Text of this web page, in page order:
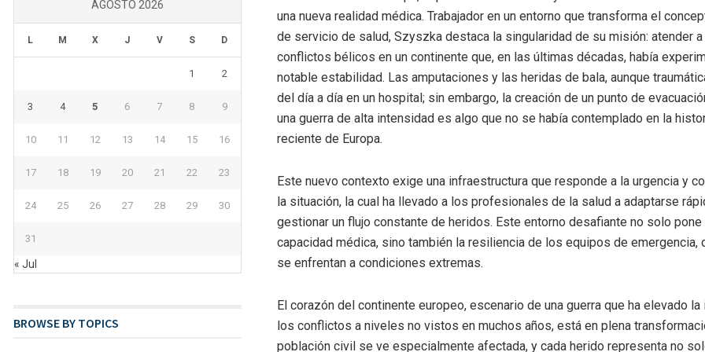
una nueva realidad médica. Trabajador en un entorno que transforma el
de servicio de salud, Szyszka destaca la singularidad de su misión: atender
conflictos bélicos en un continente que, en las últimas décadas, había
notable estabilidad. Las amputaciones y las heridas de bala, aunque
del día a día en un hospital; sin embargo, la creación de un punto de
una guerra de alta intensidad es algo que no se había contemplado en la
reciente de Europa.
Este nuevo contexto exige una infraestructura que responde a la urgencia y
la situación, la cual ha llevado a los profesionales de la salud a adaptarse
gestionar un flujo constante de heridos. Este entorno desafiante no solo pone
capacidad médica, sino también la resiliencia de los equipos de emergencia,
se enfrentan a condiciones extremas.
El corazón del continente europeo, escenario de una guerra que ha elevado
los conflictos a niveles no vistos en muchos años, está en plena
población civil se ve especialmente afectada, y cada herido representa no
AGOSTO 2026
L M X J V S D
1 2
3 4 5 6 7 8 9
10 11 12 13 14 15 16
17 18 19 20 21 22 23
24 25 26 27 28 29 30
31
« Jul
BROWSE BY TOPICS